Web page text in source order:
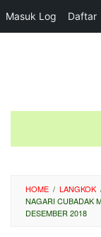
Masuk Log Daftar
HOME / LANGKOK
NAGARI CUBADAK
DESEMBER 2018